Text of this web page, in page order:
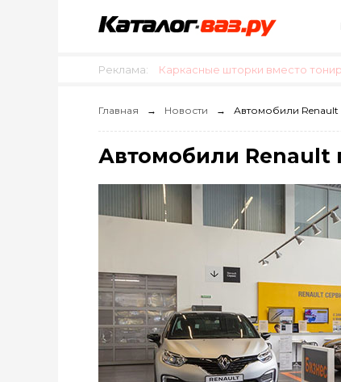
Реклама: Каркасные шторки вместо
Главная Новости Автомобили
Автомобили Renault